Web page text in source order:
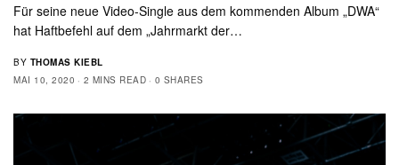
Für seine neue Video-Single aus dem kommenden Album „DWA“
hat Haftbefehl auf dem „Jahrmarkt der…
BY THOMAS KIEBL
MAI 10, 2020
2 MINS READ 0 SHARES